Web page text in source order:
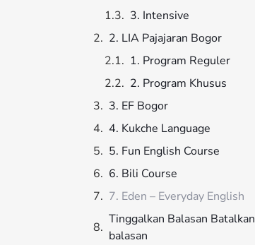
3. Intensive
2. LIA Pajajaran Bogor
1. Program Reguler
2. Program Khusus
3. EF Bogor
4. Kukche Language
5. Fun English Course
6. Bili Course
7. Eden – Everyday English
Tinggalkan Balasan Batalkan
balasan